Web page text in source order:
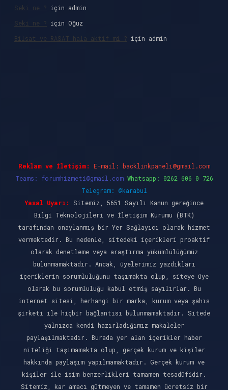
Seki ne ? için admin
Seki ne ? için Oğuz
Bilsat ve RASAT hala aktif mi ? için admin
Reklam ve İletişim: E-mail: backlinkpaneli@gmail.com
Teams: forumhizmeti@gmail.com Whatsapp: 0262 606 0 726
Telegram: @karabul
Yasal Uyarı:
Sitemiz, 5651 Sayılı Kanun gereğince
Bilgi Teknolojileri ve İletişim Kurumu (BTK)
tarafından onaylanmış bir Yer Sağlayıcı olarak hizmet
vermektedir. Bu nedenle, sitedeki içerikleri proaktif
olarak denetleme veya araştırma yükümlülüğümüz
bulunmamaktadır. Ancak, üyelerimiz yazdıkları
içeriklerin sorumluluğunu taşımakta olup, siteye üye
olarak bu sorumluluğu kabul etmiş sayılırlar. Bu
internet sitesi, herhangi bir marka, kurum veya şahıs
şirketi ile hiçbir bağlantısı bulunmamaktadır. Sitede
yalnızca kendi hazırladığımız makaleler
paylaşılmaktadır. Burada yer alan içerikler haber
niteliği taşımamakta olup, gerçek kurum ve kişiler
hakkında paylaşım yapılmamaktadır. Gerçek kurum ve
kişiler ile isim benzerlikleri tamamen tesadüfidir.
Sitemiz, kar amacı gütmeyen ve tamamen ücretsiz bir